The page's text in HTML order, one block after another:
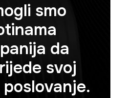
smo
da
svoj